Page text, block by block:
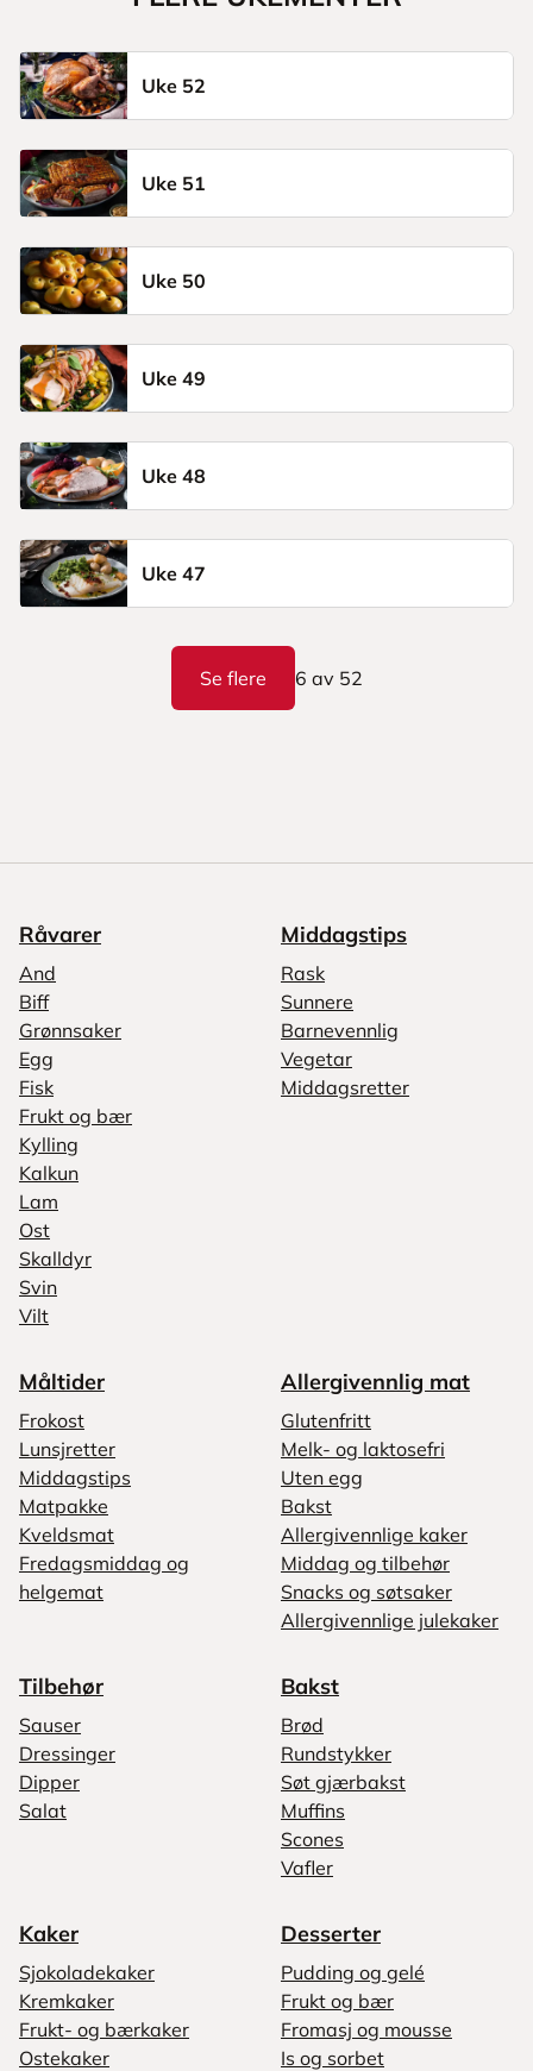
Uke 52
Uke 51
Uke 50
Uke 49
Uke 48
Uke 47
Se flere 6 av 52
Råvarer
And
Biff
Grønnsaker
Egg
Fisk
Frukt og bær
Kylling
Kalkun
Lam
Ost
Skalldyr
Svin
Vilt
Middagstips
Rask
Sunnere
Barnevennlig
Vegetar
Middagsretter
Måltider
Frokost
Lunsjretter
Middagstips
Matpakke
Kveldsmat
Fredagsmiddag og
helgemat
Allergivennlig mat
Glutenfritt
Melk- og laktosefri
Uten egg
Bakst
Allergivennlige kaker
Middag og tilbehør
Snacks og søtsaker
Allergivennlige julekaker
Tilbehør
Sauser
Dressinger
Dipper
Salat
Bakst
Brød
Rundstykker
Søt gjærbakst
Muffins
Scones
Vafler
Kaker
Sjokoladekaker
Kremkaker
Frukt- og bærkaker
Ostekaker
Desserter
Pudding og gelé
Frukt og bær
Fromasj og mousse
Is og sorbet